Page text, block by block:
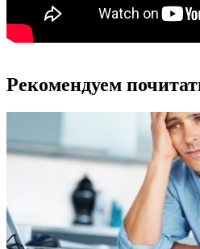
Рекомендуем